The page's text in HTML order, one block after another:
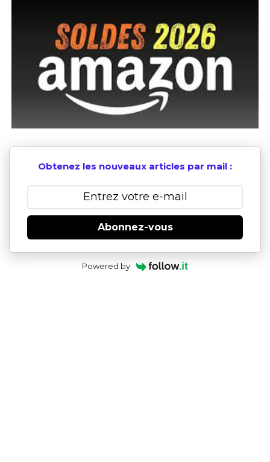
Obtenez les nouveaux articles par mail :
Abonnez-vous
Powered by